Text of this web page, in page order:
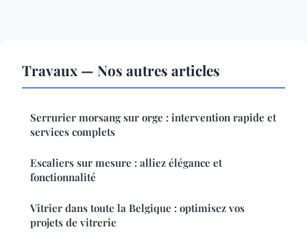
Travaux — Nos autres articles
Serrurier morsang sur orge : intervention rapide et
services complets
Escaliers sur mesure : alliez élégance et
fonctionnalité
Vitrier dans toute la Belgique : optimisez vos
projets de vitrerie